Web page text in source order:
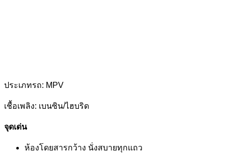
ประเภทรถ: MPV
เชื้อเพลิง: เบนซิน/ไฮบริด
จุดเด่น
ห้องโดยสารกว้าง นั่งสบายทุกแถว